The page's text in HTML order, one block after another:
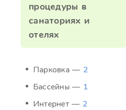
процедуры в
санаториях и
отелях
Парковка — 2
Бассейны — 1
Интернет — 2